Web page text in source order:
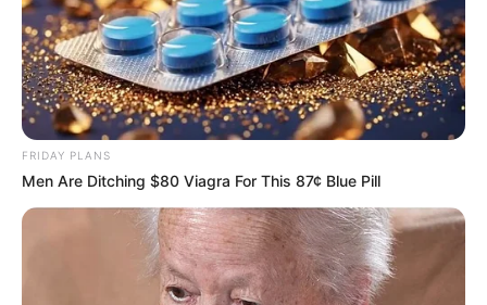
FRIDAY PLANS
Men Are Ditching $80 Viagra For This 87¢ Blue Pill